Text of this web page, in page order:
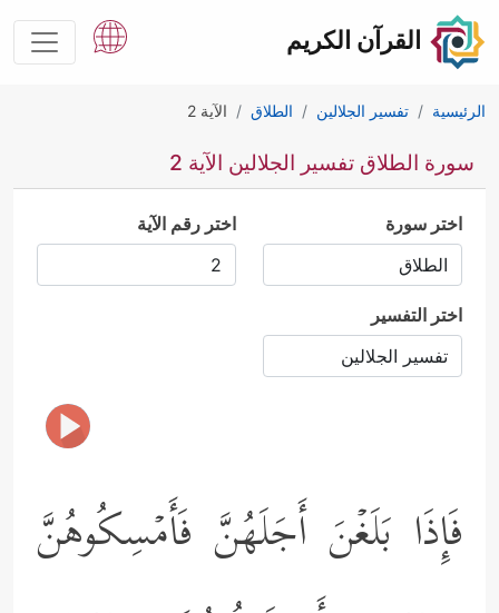
القرآن الكريم
الرئيسية تفسير الجلالين الطلاق الآية 2
سورة الطلاق تفسير الجلالين الآية 2
اختر سورة اختر رقم الآية
اختر التفسير
فَإِذَا بَلَغۡنَ أَجَلَهُنَّ فَأَمۡسِكُوهُنَّ